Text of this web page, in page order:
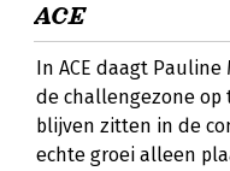
ACE
In ACE daagt
de challengezone op
blijven zitten in de
echte groei alleen